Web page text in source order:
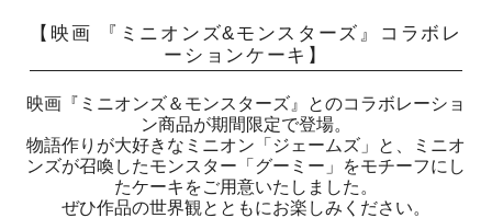
【映画 『ミニオンズ&モンスターズ』コラボレ
ーションケーキ】
映画『ミニオンズ＆モンスターズ』とのコラボレーショ
ン商品が期間限定で登場。
物語作りが大好きなミニオン「ジェームズ」と、ミニオ
ンズが召喚したモンスター「グーミー」をモチーフにし
たケーキをご用意いたしました。
ぜひ作品の世界観とともにお楽しみください。